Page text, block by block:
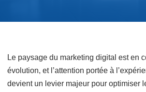
Le paysage du marketing digital est en
évolution, et l’attention portée à
devient un levier majeur pour optimiser